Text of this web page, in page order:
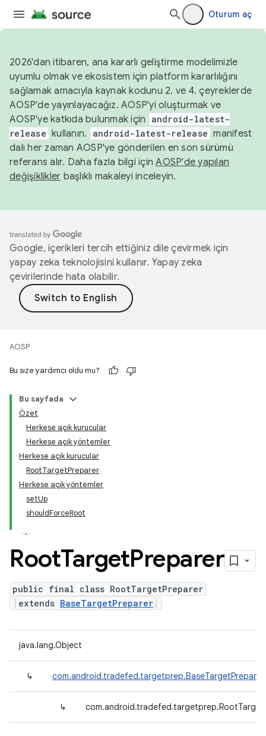
Oturum aç
2026'dan itibaren, ana kararlı geliştirme modelimizle
uyumlu olmak ve ekosistem için platform kararlılığını
sağlamak amacıyla kaynak kodunu 2. ve 4. çeyreklerde
AOSP'de yayınlayacağız. AOSP'yi oluşturmak ve
AOSP'ye katkıda bulunmak için
android-latest-
release kullanın. android-latest-release manifest
dalı her zaman AOSP'ye gönderilen en son sürümü
referans alır. Daha fazla bilgi içinAOSP'de yapılan
değişiklikler başlıklı makaleyi inceleyin.
Google, içerikleri tercih ettiğiniz dile çevirmek için
yapay zeka teknolojisini kullanır. Yapay zeka
çevirilerinde hata olabilir.
AOSP
Bu size yardımcı oldu mu?
Bu sayfada
Özet
Herkese açık kurucular
Herkese açık yöntemler
Herkese açık kurucular
RootTargetPreparer
Herkese açık yöntemler
setUp
shouldForceRoot
RootTargetPreparer
public final class RootTargetPreparer
extends BaseTargetPreparer
java.lang.Object
↳ com.android.tradefed.targetprep.BaseTargetPreparer
↳